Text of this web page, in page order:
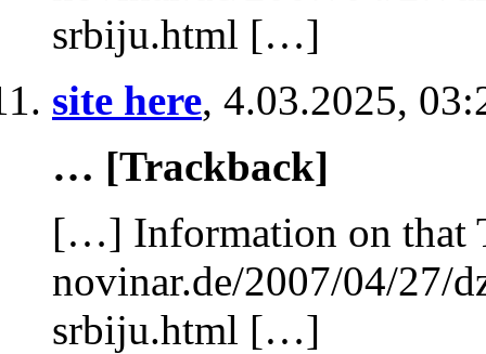
srbiju.html […]
site here, 4.03.2025,
… [Trackback]
[…] Information on that
novinar.de/2007/04/27/
srbiju.html […]